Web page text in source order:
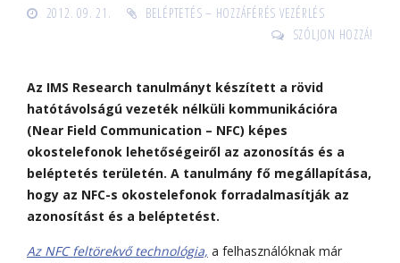
2012. 09. 21.
BELÉPTETÉS – HOZZÁFÉRÉS VEZÉRLÉS
SZÓLJON HOZZÁ!
Az IMS Research tanulmányt készített a rövid
hatótávolságú vezeték nélküli kommunikációra
(Near Field Communication – NFC) képes
okostelefonok lehetőségeiről az azonosítás és a
beléptetés területén. A tanulmány fő megállapítása,
hogy az NFC-s okostelefonok forradalmasítják az
azonosítást és a beléptetést.
Az NFC feltörekvő technológia, a felhasználóknak már